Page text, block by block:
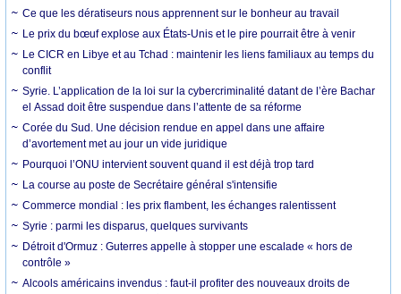
Ce que les dératiseurs nous apprennent sur le bonheur au travail
Le prix du bœuf explose aux États-Unis et le pire pourrait être à venir
Le CICR en Libye et au Tchad : maintenir les liens familiaux au temps du
conflit
Syrie. L’application de la loi sur la cybercriminalité datant de l’ère Bachar
el Assad doit être suspendue dans l’attente de sa réforme
Corée du Sud. Une décision rendue en appel dans une affaire
d’avortement met au jour un vide juridique
Pourquoi l’ONU intervient souvent quand il est déjà trop tard
La course au poste de Secrétaire général s'intensifie
Commerce mondial : les prix flambent, les échanges ralentissent
Syrie : parmi les disparus, quelques survivants
Détroit d'Ormuz : Guterres appelle à stopper une escalade « hors de
contrôle »
Alcools américains invendus : faut-il profiter des nouveaux droits de